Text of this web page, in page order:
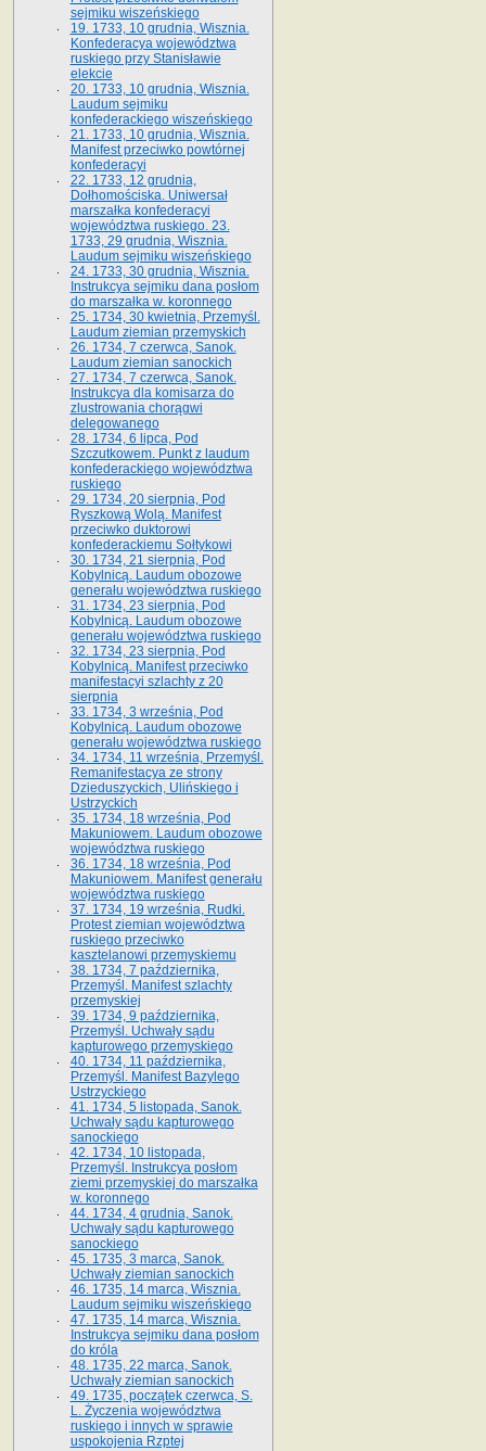
sejmiku wiszeńskiego
19. 1733, 10 grudnia, Wisznia.
Konfederacya województwa
ruskiego przy Stanisławie
elekcie
20. 1733, 10 grudnia, Wisznia.
Laudum sejmiku
konfederackiego wiszeńskiego
21. 1733, 10 grudnia, Wisznia.
Manifest przeciwko powtórnej
konfederacyi
22. 1733, 12 grudnia,
Dołhomościska. Uniwersał
marszałka konfederacyi
województwa ruskiego. 23.
1733, 29 grudnia, Wisznia.
Laudum sejmiku wiszeńskiego
24. 1733, 30 grudnia, Wisznia.
Instrukcya sejmiku dana posłom
do marszałka w. koronnego
25. 1734, 30 kwietnia, Przemyśl.
Laudum ziemian przemyskich
26. 1734, 7 czerwca, Sanok.
Laudum ziemian sanockich
27. 1734, 7 czerwca, Sanok.
Instrukcya dla komisarza do
zlustrowania chorągwi
delegowanego
28. 1734, 6 lipca, Pod
Szczutkowem. Punkt z laudum
konfederackiego województwa
ruskiego
29. 1734, 20 sierpnia, Pod
Ryszkową Wolą. Manifest
przeciwko duktorowi
konfederackiemu Sołtykowi
30. 1734, 21 sierpnia, Pod
Kobylnicą. Laudum obozowe
generału województwa ruskiego
31. 1734, 23 sierpnia, Pod
Kobylnicą. Laudum obozowe
generału województwa ruskiego
32. 1734, 23 sierpnia, Pod
Kobylnicą. Manifest przeciwko
manifestacyi szlachty z 20
sierpnia
33. 1734, 3 września, Pod
Kobylnicą. Laudum obozowe
generału województwa ruskiego
34. 1734, 11 września, Przemyśl.
Remanifestacya ze strony
Dzieduszyckich, Ulińskiego i
Ustrzyckich
35. 1734, 18 września, Pod
Makuniowem. Laudum obozowe
województwa ruskiego
36. 1734, 18 września, Pod
Makuniowem. Manifest generału
województwa ruskiego
37. 1734, 19 września, Rudki.
Protest ziemian województwa
ruskiego przeciwko
kasztelanowi przemyskiemu
38. 1734, 7 października,
Przemyśl. Manifest szlachty
przemyskiej
39. 1734, 9 października,
Przemyśl. Uchwały sądu
kapturowego przemyskiego
40. 1734, 11 października,
Przemyśl. Manifest Bazylego
Ustrzyckiego
41. 1734, 5 listopada, Sanok.
Uchwały sądu kapturowego
sanockiego
42. 1734, 10 listopada,
Przemyśl. Instrukcya posłom
ziemi przemyskiej do marszałka
w. koronnego
44. 1734, 4 grudnia, Sanok.
Uchwały sądu kapturowego
sanockiego
45. 1735, 3 marca, Sanok.
Uchwały ziemian sanockich
46. 1735, 14 marca, Wisznia.
Laudum sejmiku wiszeńskiego
47. 1735, 14 marca, Wisznia.
Instrukcya sejmiku dana posłom
do króla
48. 1735, 22 marca, Sanok.
Uchwały ziemian sanockich
49. 1735, początek czerwca, S.
L. Życzenia województwa
ruskiego i innych w sprawie
uspokojenia Rzptej